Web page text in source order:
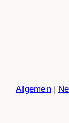
Allgemein |